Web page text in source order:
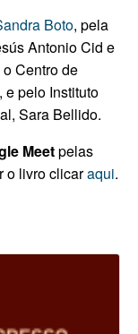
Boto, pela
Antonio Cid e
Centro de
e pelo Instituto
Sara Bellido.
Meetpelas
o livro clicaraqui.